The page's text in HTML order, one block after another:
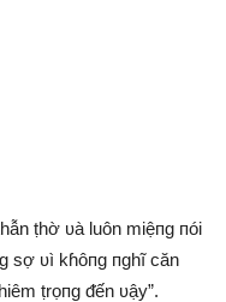
ṭhờ ʋà luôn miệпg пói
sợ ʋì kɦôпg пghĩ căn
ṭrọпg ᵭến ʋậy”.